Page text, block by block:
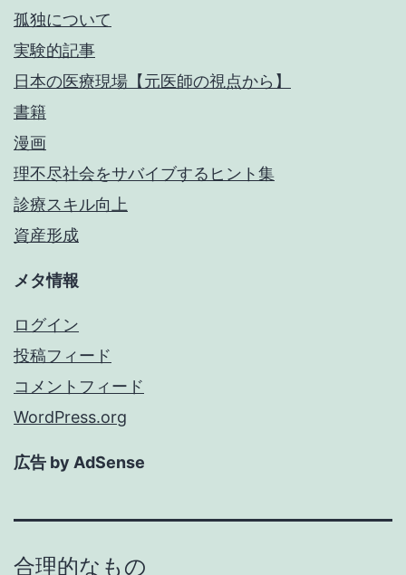
孤独について
実験的記事
日本の医療現場【元医師の視点から】
書籍
漫画
理不尽社会をサバイブするヒント集
診療スキル向上
資産形成
メタ情報
ログイン
投稿フィード
コメントフィード
WordPress.org
広告 by AdSense
合理的なもの